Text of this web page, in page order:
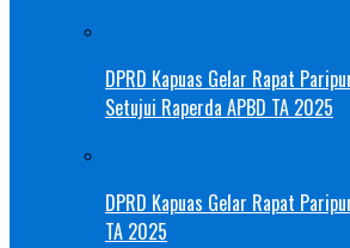
DPRD Kapuas Gelar Rapat
Setujui Raperda APBD TA 2025
DPRD Kapuas Gelar Rapat
TA 2025